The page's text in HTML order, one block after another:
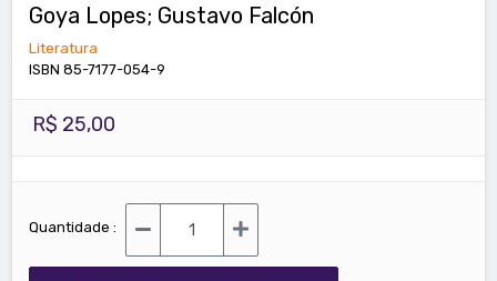
Goya Lopes; Gustavo Falcón
Literatura
ISBN 85-7177-054-9
R$ 25,00
Quantidade :